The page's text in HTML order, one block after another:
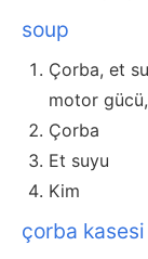
soup
Çorba, et
motor
Çorba
Et suyu
Kim
çorba kasesi